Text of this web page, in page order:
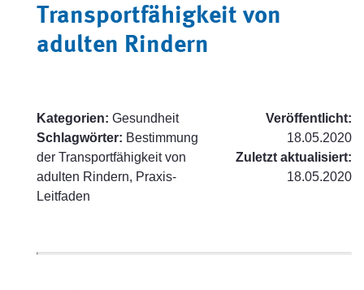
Transportfähigkeit von
adulten Rindern
Kategorien: Gesundheit
Schlagwörter: Bestimmung
der Transportfähigkeit von
adulten Rindern, Praxis-
Leitfaden
Veröffentlicht:
18.05.2020
Zuletzt aktualisiert:
18.05.2020